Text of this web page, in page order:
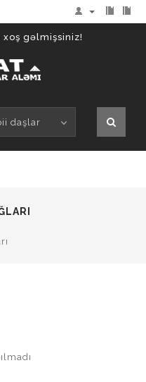
gəlmişsiniz!
daşlar